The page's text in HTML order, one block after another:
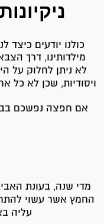
כולנו יודעים
מילדותינו, דרך
לא ניתן לחלוק על
ויסודיות, שכן לא כל
אם חפצה נפשכם
מדי שנה, בעונת
החמץ אשר עשוי
עליה